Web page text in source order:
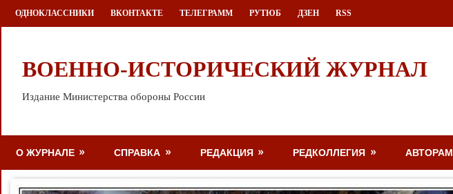
Перейти
к
ОДНОКЛАССНИКИ ВКОНТАКТЕ ТЕЛЕГРАММ РУТЮБ ДЗЕН RSS
ВОЕННО-ИСТОРИЧЕСКИЙ ЖУРНАЛ
Издание Министерства обороны России
О ЖУРНАЛЕ СПРАВКА РЕДАКЦИЯ РЕДКОЛЛЕГИЯ АВТОРАМ